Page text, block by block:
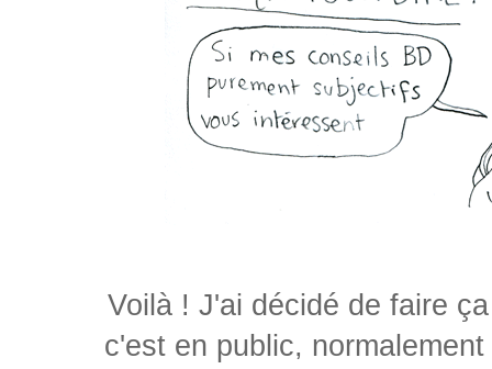
Voilà ! J'ai décidé de faire
c'est en public,